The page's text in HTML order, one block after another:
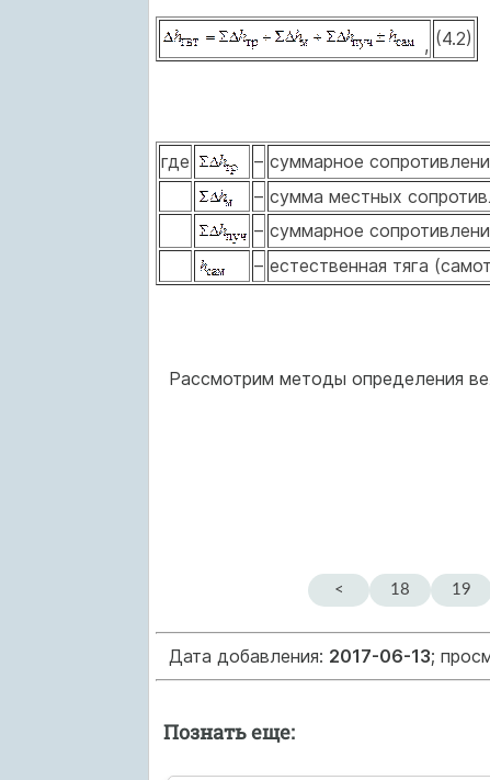
, (4.2)
где – суммарное
– сумма местных
– суммарное
– естественная тяга
Рассмотрим методы определения
< 18 19
Дата добавления: 2017-06-13;
Познать еще: